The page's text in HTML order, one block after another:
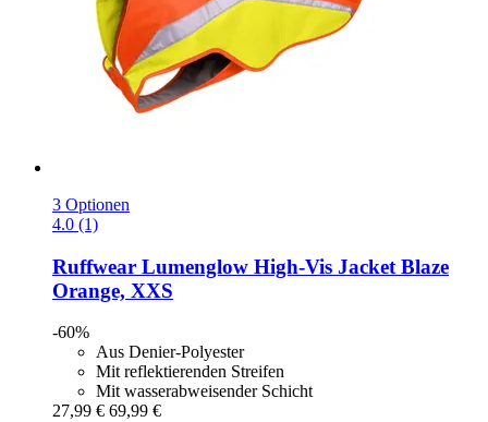
3 Optionen
4.0 (1)
Ruffwear Lumenglow High-​Vis Jacket Blaze
Orange, XXS
-60%
Aus Denier-Polyester
Mit reflektierenden Streifen
Mit wasserabweisender Schicht
27,99 € 69,99 €